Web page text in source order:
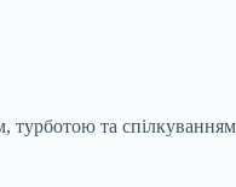
турботою та